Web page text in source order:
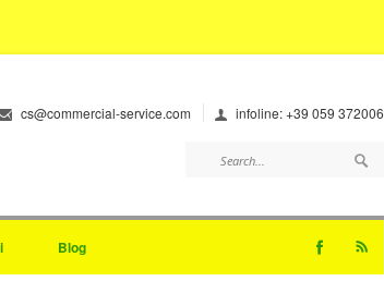
cs@commercial-service.com infoline: +39 059 372006
Blog